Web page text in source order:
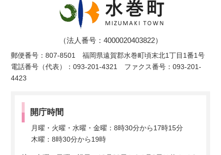
（法人番号：4000020403822）
郵便番号：807-8501 福岡県遠賀郡水巻町頃末北1丁目1番1号
電話番号（代表）：093-201-4321 ファクス番号：093-201-
4423
開庁時間
月曜・火曜・水曜・金曜：8時30分から17時15分
木曜：8時30分から19時